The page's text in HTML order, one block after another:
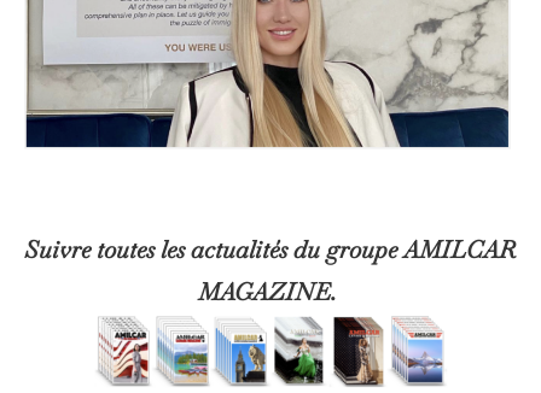
Suivre toutes les actualités du groupe AMILCAR
MAGAZINE.